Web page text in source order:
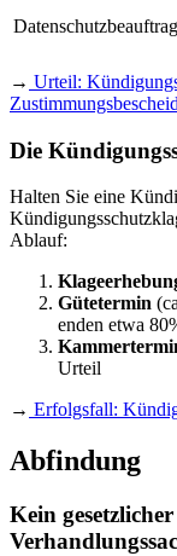
→ Urteil:
Die
Halten Sie eine
Ablauf:
Gütetermin
enden etwa
Urteil
→ Erfolgsfall:
Abfindung
Kein